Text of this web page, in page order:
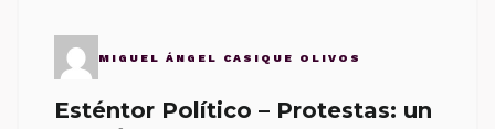
MIGUEL ÁNGEL CASIQUE OLIVOS
Esténtor Político – Protestas: un